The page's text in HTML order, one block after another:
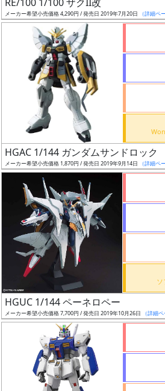
レ
ー
ー
ズ・
タ
メーカー希望小売価格 4,290円 / 発売日 2019年7月20日 （詳細ペ
HGAC 1/144 ガンダムサンドロック
メーカー希望小売価格 1,870円 / 発売日 2019年9月14日 （詳細ペ
HGUC 1/144 ペーネロペー
メーカー希望小売価格 7,700円 / 発売日 2019年10月26日 （詳細ペ